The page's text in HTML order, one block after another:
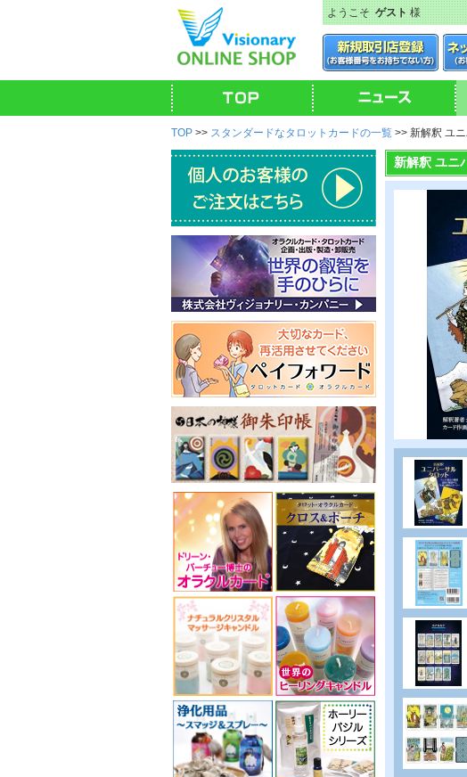
ようこそゲスト様
TOP >> スタンダードなタロットカードの一覧 >> 新解釈 ユ
新解釈 ユニ